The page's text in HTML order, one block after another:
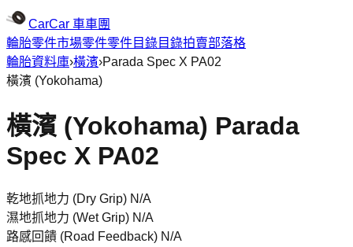
CarCar 車車團
輪胎零件市場零件零件目錄目錄拍賣部落格
輪胎資料庫›橫濱›Parada Spec X PA02
橫濱 (Yokohama)
橫濱 (Yokohama) Parada
Spec X PA02
乾地抓地力 (Dry Grip) N/A
濕地抓地力 (Wet Grip) N/A
路感回饋 (Road Feedback) N/A